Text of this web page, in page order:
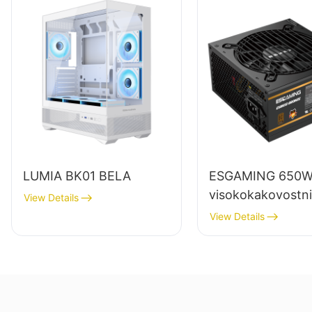
LUMIA BK01 BELA
View Details
ESGAMING
visokokakovostni
napajalniki za
računalnike s
View Details